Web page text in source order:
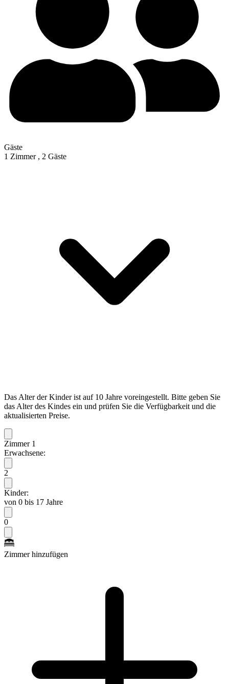
Gäste
1 Zimmer , 2 Gäste
Das Alter der Kinder ist auf 10 Jahre voreingestellt. Bitte geben Sie
das Alter des Kindes ein und prüfen Sie die Verfügbarkeit und die
aktualisierten Preise.
Zimmer 1
Erwachsene:
2
Kinder:
von 0 bis 17 Jahre
0
Zimmer hinzufügen